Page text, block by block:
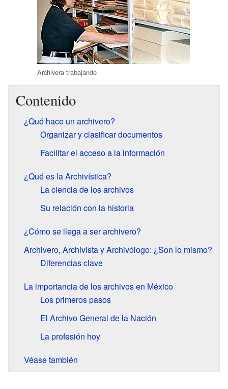
Archivera trabajando
Contenido
¿Qué hace un archivero?
Organizar y clasificar documentos
Facilitar el acceso a la información
¿Qué es la Archivística?
La ciencia de los archivos
Su relación con la historia
¿Cómo se llega a ser archivero?
Archivero, Archivista y Archivólogo: ¿Son lo mismo?
Diferencias clave
La importancia de los archivos en México
Los primeros pasos
El Archivo General de la Nación
La profesión hoy
Véase también